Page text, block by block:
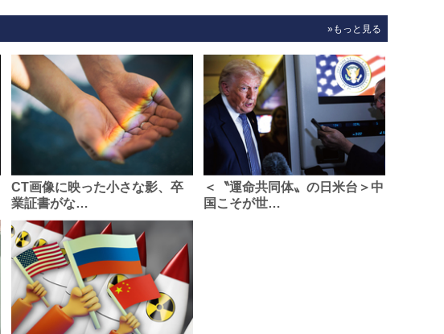
»もっと見る
CT画像に映った小さな影、卒
業証書がな…
＜〝運命共同体〟の日米台＞中
国こそが世…